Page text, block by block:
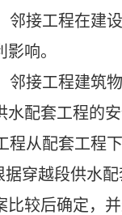
邻接工程在建
响。
邻接工程建筑
水配套工程的安
程从配套工程
穿越段供水配
比较后确定，